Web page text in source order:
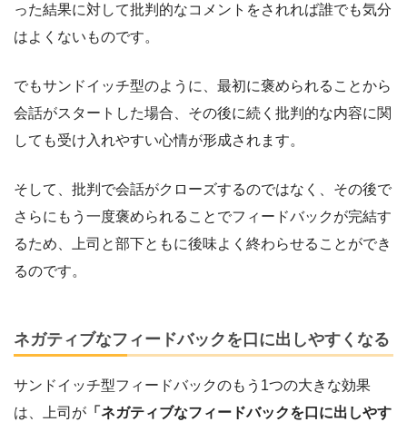
った結果に対して批判的なコメントをされれば誰でも気分
はよくないものです。
でもサンドイッチ型のように、最初に褒められることから
会話がスタートした場合、その後に続く批判的な内容に関
しても受け入れやすい心情が形成されます。
そして、批判で会話がクローズするのではなく、その後で
さらにもう一度褒められることでフィードバックが完結す
るため、上司と部下ともに後味よく終わらせることができ
るのです。
ネガティブなフィードバックを口に出しやすくなる
サンドイッチ型フィードバックのもう1つの大きな効果
は、上司が 「ネガティブなフィードバックを口に出しやす